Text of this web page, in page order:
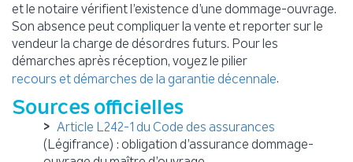
et le notaire vérifient l’existence d’une dommage-ouvrage.
Son absence peut compliquer la vente et reporter sur le
vendeur la charge de désordres futurs. Pour les
démarches après réception, voyez le pilier
recours et démarches de la garantie décennale.
Sources officielles
Article L242-1 du Code des assurances
(Légifrance) : obligation d’assurance dommage-